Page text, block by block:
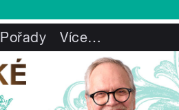
Pořady Více…